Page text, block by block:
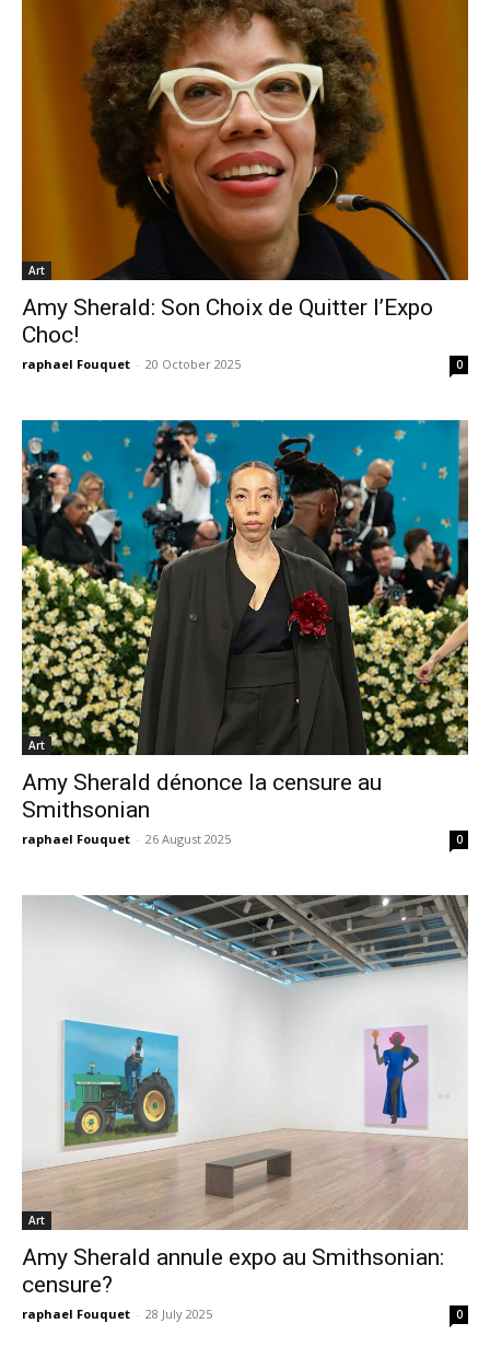
Art
Amy Sherald: Son Choix de Quitter l’Expo
Choc!
raphael Fouquet - 20 October 2025 0
Art
Amy Sherald dénonce la censure au
Smithsonian
raphael Fouquet - 26 August 2025 0
Art
Amy Sherald annule expo au Smithsonian:
censure?
raphael Fouquet - 28 July 2025 0